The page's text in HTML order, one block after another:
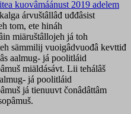
kuovâmáánust 2019 adelem
árvuštâllâđ uđđâsist
tom, ete hináh
miäruštâllojeh já toh
sämmilij vuoigâdvuođâ kevttiđ
aalmug- já poolitláid
miäldásávt. Lii tehálâš
já poolitláid
já tienuuvt čonâdâttâm